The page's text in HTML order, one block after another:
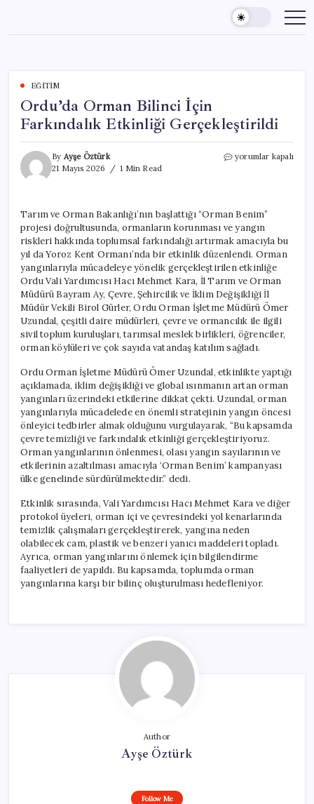
content
EĞITIM
Ordu’da Orman Bilinci İçin
Farkındalık Etkinliği Gerçekleştirildi
By Ayşe Öztürk
21 Mayıs 2026
1 Min Read
Ordu’da
Etkinliği
Gerçekleştirildi
için
yorumlar kapalı
Tarım ve Orman Bakanlığı’nın başlattığı “Orman Benim”
projesi doğrultusunda, ormanların korunması ve yangın
riskleri hakkında toplumsal farkındalığı artırmak amacıyla bu
yıl da Yoroz Kent Ormanı’nda bir etkinlik düzenlendi. Orman
yangınlarıyla mücadeleye yönelik gerçekleştirilen etkinliğe
Ordu Vali Yardımcısı Hacı Mehmet Kara, İl Tarım ve Orman
Müdürü Bayram Ay, Çevre, Şehircilik ve İklim Değişikliği İl
Müdür Vekili Birol Gürler, Ordu Orman İşletme Müdürü Ömer
Uzundal, çeşitli daire müdürleri, çevre ve ormancılık ile ilgili
sivil toplum kuruluşları, tarımsal meslek birlikleri, öğrenciler,
orman köylüleri ve çok sayıda vatandaş katılım sağladı.
Ordu Orman İşletme Müdürü Ömer Uzundal, etkinlikte yaptığı
açıklamada, iklim değişikliği ve global ısınmanın artan orman
yangınları üzerindeki etkilerine dikkat çekti. Uzundal, orman
yangınlarıyla mücadelede en önemli stratejinin yangın öncesi
önleyici tedbirler almak olduğunu vurgulayarak, “Bu kapsamda
çevre temizliği ve farkındalık etkinliği gerçekleştiriyoruz.
Orman yangınlarının önlenmesi, olası yangın sayılarının ve
etkilerinin azaltılması amacıyla ‘Orman Benim’ kampanyası
ülke genelinde sürdürülmektedir.” dedi.
Etkinlik sırasında, Vali Yardımcısı Hacı Mehmet Kara ve diğer
protokol üyeleri, orman içi ve çevresindeki yol kenarlarında
temizlik çalışmaları gerçekleştirerek, yangına neden
olabilecek cam, plastik ve benzeri yanıcı maddeleri topladı.
Ayrıca, orman yangınlarını önlemek için bilgilendirme
faaliyetleri de yapıldı. Bu kapsamda, toplumda orman
yangınlarına karşı bir bilinç oluşturulması hedefleniyor.
Author
Ayşe Öztürk
Follow Me